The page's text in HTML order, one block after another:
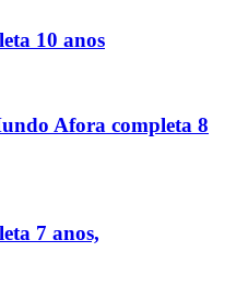
10 anos
Afora completa 8
7 anos,